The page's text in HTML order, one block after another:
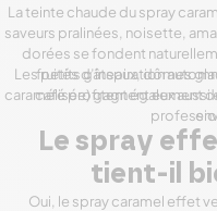
La teinte chaude du spray
saveurs pralinées, noisette,
dorées se fondent
fruités d’inspiration
caramélisée) gagnent eux
Les petits gâteaux, dômes
café profitent également
Le spray
tient-il
Oui, le spray caramel effet